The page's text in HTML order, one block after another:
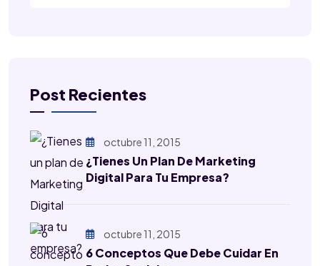
Post Recientes
octubre 11, 2015
¿Tienes Un Plan De Marketing
Digital Para Tu Empresa?
octubre 11, 2015
6 Conceptos Que Debe Cuidar En